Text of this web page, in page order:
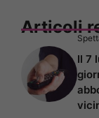
Articoli
Il 7